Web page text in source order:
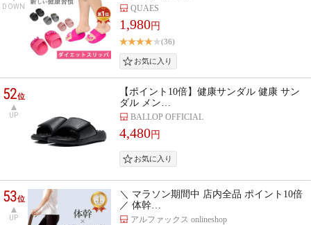
DOWN QUAES
1,980円
(36)
52位
UP
【ポイント10倍】健康サンダル 健康 サン
ダル メン…
BALLOP OFFICIAL
4,480円
53位
UP
＼ マラソン期間中 店内全品 ポイント10倍
／ 体幹…
アルファックス onlineshop